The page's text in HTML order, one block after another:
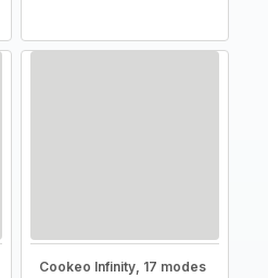
Cookeo Infinity, 17 modes